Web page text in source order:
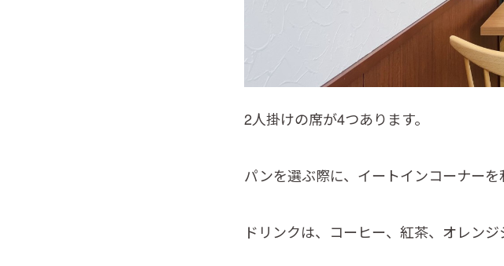
2人掛けの席が4つあります。
パンを選ぶ際に、イートインコーナー
ドリンクは、コーヒー、紅茶、オレンジ